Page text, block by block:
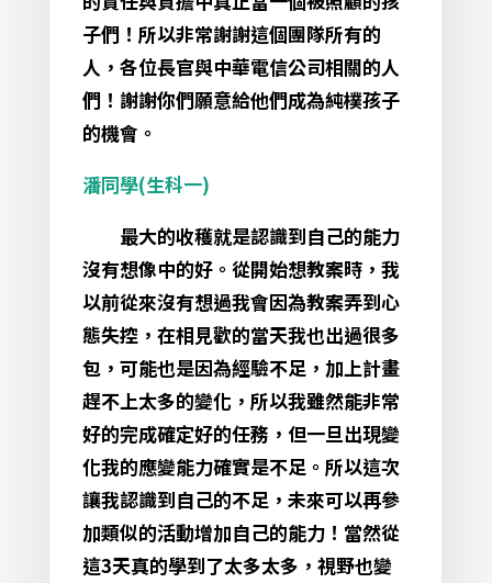
子們！所以非常謝謝這個團隊所有的
人，各位長官與中華電信公司相關的人
們！謝謝你們願意給他們成為純樸孩子
的機會。
潘同學(生科一)
最大的收穫就是認識到自己的能力
沒有想像中的好。從開始想教案時，我
以前從來沒有想過我會因為教案弄到心
態失控，在相見歡的當天我也出過很多
包，可能也是因為經驗不足，加上計畫
趕不上太多的變化，所以我雖然能非常
好的完成確定好的任務，但一旦出現變
化我的應變能力確實是不足。所以這次
讓我認識到自己的不足，未來可以再參
加類似的活動增加自己的能力！當然從
這3天真的學到了太多太多，視野也變